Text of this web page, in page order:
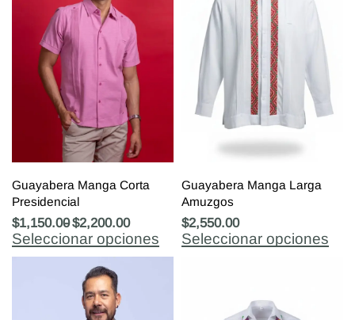
Guayabera Manga Corta
Presidencial
$1,150.00$2,200.00
Seleccionar opciones
Guayabera Manga Larga
Amuzgos
$2,550.00
Seleccionar opciones